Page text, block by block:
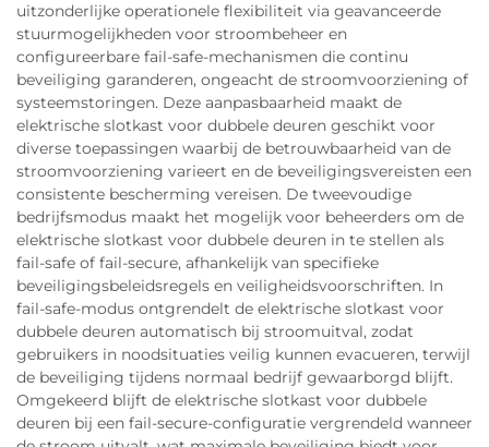
uitzonderlijke operationele flexibiliteit via geavanceerde
stuurmogelijkheden voor stroombeheer en
configureerbare fail-safe-mechanismen die continu
beveiliging garanderen, ongeacht de stroomvoorziening of
systeemstoringen. Deze aanpasbaarheid maakt de
elektrische slotkast voor dubbele deuren geschikt voor
diverse toepassingen waarbij de betrouwbaarheid van de
stroomvoorziening varieert en de beveiligingsvereisten een
consistente bescherming vereisen. De tweevoudige
bedrijfsmodus maakt het mogelijk voor beheerders om de
elektrische slotkast voor dubbele deuren in te stellen als
fail-safe of fail-secure, afhankelijk van specifieke
beveiligingsbeleidsregels en veiligheidsvoorschriften. In
fail-safe-modus ontgrendelt de elektrische slotkast voor
dubbele deuren automatisch bij stroomuitval, zodat
gebruikers in noodsituaties veilig kunnen evacueren, terwijl
de beveiliging tijdens normaal bedrijf gewaarborgd blijft.
Omgekeerd blijft de elektrische slotkast voor dubbele
deuren bij een fail-secure-configuratie vergrendeld wanneer